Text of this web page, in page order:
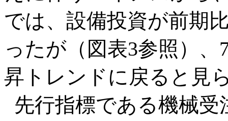
では、設備投資が前期
ったが（図表3参照）
昇トレンドに戻ると見
先行指標である機械受